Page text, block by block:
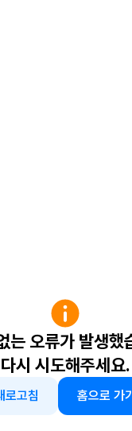
는 오류가 발생했
다시 시도해주세요.
로고침 홈으로 가기